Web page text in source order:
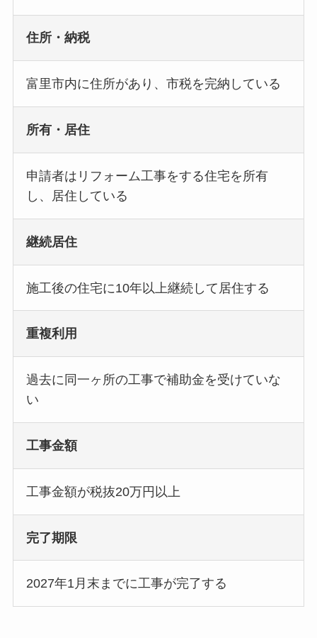
住所・納税
富里市内に住所があり、市税を完納している
所有・居住
申請者はリフォーム工事をする住宅を所有
し、居住している
継続居住
施工後の住宅に10年以上継続して居住する
重複利用
過去に同一ヶ所の工事で補助金を受けていな
い
工事金額
工事金額が税抜20万円以上
完了期限
2027年1月末までに工事が完了する